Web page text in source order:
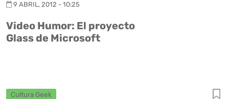
9 ABRIL, 2012 - 10:25
Video Humor: El proyecto
Glass de Microsoft
Cultura Geek